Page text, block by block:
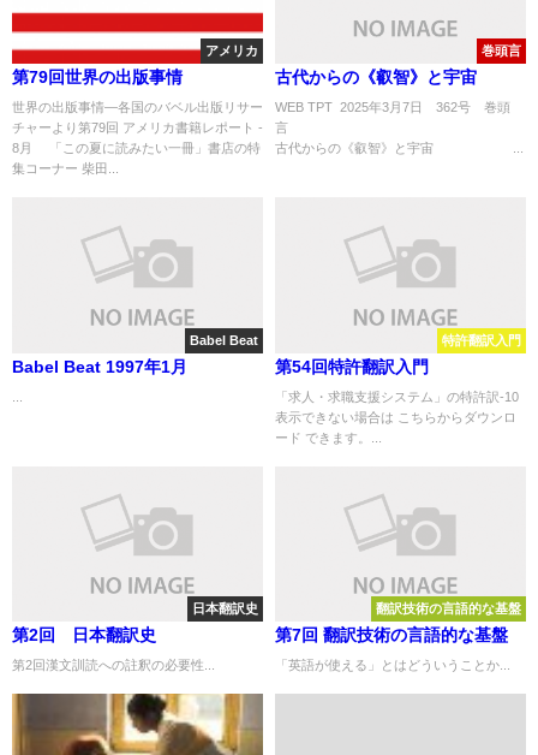
アメリカ
第79回世界の出版事情
世界の出版事情―各国のバベル出版リサー
チャーより第79回 アメリカ書籍レポート -
8月 「この夏に読みたい一冊」書店の特
集コーナー 柴田...
巻頭言
古代からの《叡智》と宇宙
WEB TPT 2025年3月7日 362号 巻頭
古代からの《叡智》と宇宙 ...
Babel Beat
Babel Beat 1997年1月
特許翻訳入門
第54回特許翻訳入門
「求人・求職支援システム」の特許訳-10
表示できない場合は こちらからダウンロ
ード できます。...
日本翻訳史
第2回 日本翻訳史
第2回漢文訓読への註釈の必要性...
翻訳技術の言語的な基盤
第7回 翻訳技術の言語的な基盤
「英語が使える」とはどういうことか...